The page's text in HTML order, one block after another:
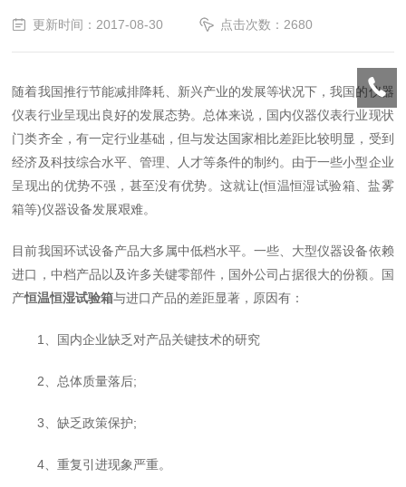
更新时间：2017-08-30 点击次数：2680
随着我国推行节能减排降耗、新兴产业的发展等状况下，我国的仪器
仪表行业呈现出良好的发展态势。总体来说，国内仪器仪表行业现状
门类齐全，有一定行业基础，但与发达国家相比差距比较明显，受到
经济及科技综合水平、管理、人才等条件的制约。由于一些小型企业
呈现出的优势不强，甚至没有优势。这就让(恒温恒湿试验箱、盐雾
箱等)仪器设备发展艰难。
目前我国环试设备产品大多属中低档水平。一些、大型仪器设备依赖
进口，中档产品以及许多关键零部件，国外公司占据很大的份额。国
产恒温恒湿试验箱与进口产品的差距显著，原因有：
1、国内企业缺乏对产品关键技术的研究
2、总体质量落后;
3、缺乏政策保护;
4、重复引进现象严重。